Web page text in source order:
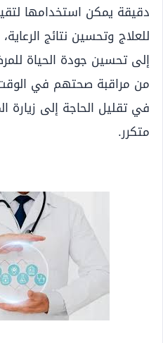
دقيقة يمكن استخدامها
للعلاج وتحسين نتائج
إلى تحسين جودة الحياة
من مراقبة صحتهم في
في تقليل الحاجة إلى
متكرر.